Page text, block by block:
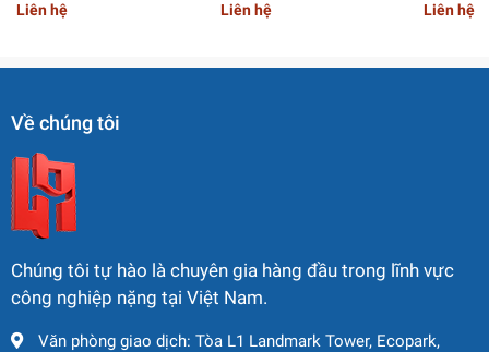
Cấu hình cần linh hoạt, hỗ trợ nâng tải ở độ cao lớn
Động cơ Hino bền bỉ, tiết kiệm nhiên liệu
Liên hệ
Liên hệ
Liên hệ
Về chúng tôi
Chúng tôi tự hào là chuyên gia hàng đầu trong lĩnh vực
công nghiệp nặng tại Việt Nam.
Văn phòng giao dịch: Tòa L1 Landmark Tower, Ecopark,